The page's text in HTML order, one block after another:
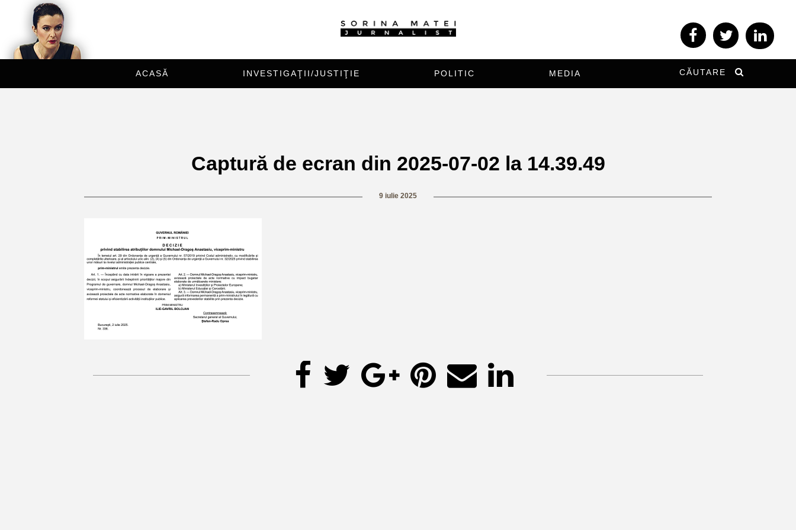
CĂUTARE
ACASĂ INVESTIGAŢII/JUSTIŢIE POLITIC MEDIA
Captură de ecran din 2025-07-02 la 14.39.49
9 iulie 2025